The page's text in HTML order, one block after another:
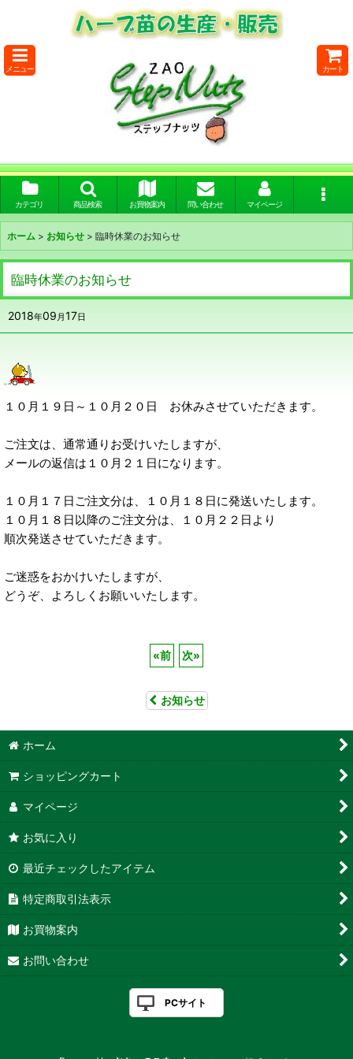
メニュー カート
カテゴリ 商品検索 お買物案内 問い合わせ マイページ
ホーム > お知らせ > 臨時休業のお知らせ
臨時休業のお知らせ
2018年09 月 17日
１０月１９日～１０月２０日 お休みさせていただきます。
ご注文は、通常通りお受けいたしますが、
メールの返信は１０月２１日になります。
１０月１７日ご注文分は、１０月１８日に発送いたします。
１０月１８日以降のご注文分は、１０月２２日より
順次発送させていただきます。
ご迷惑をおかけいたしますが、
どうぞ、よろしくお願いいたします。
«前 次»
お知らせ
ホーム
ショッピングカート
マイページ
お気に入り
最近チェックしたアイテム
特定商取引法表示
お買物案内
お問い合わせ
PCサイト